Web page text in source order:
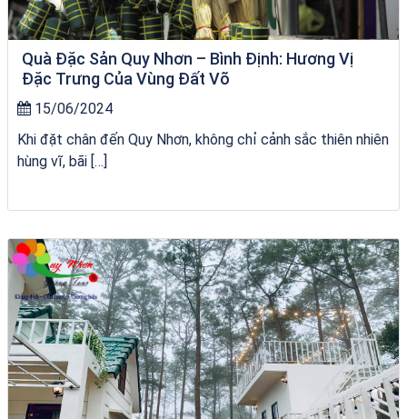
Quà Đặc Sản Quy Nhơn – Bình Định: Hương Vị
Đặc Trưng Của Vùng Đất Võ
15/06/2024
Khi đặt chân đến Quy Nhơn, không chỉ cảnh sắc thiên nhiên
hùng vĩ, bãi […]
Tour Đà Nẵng Quy Nhơn